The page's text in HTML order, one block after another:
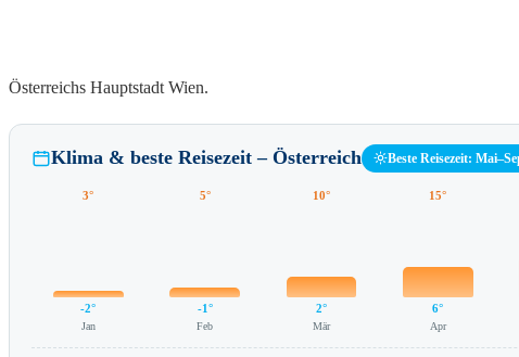
Österreichs Hauptstadt Wien.
Klima & beste Reisezeit – Österreich Beste Reisezeit:
3°
-2°
Jan
5°
-1°
Feb
10°
2°
Mär
15°
6°
Apr